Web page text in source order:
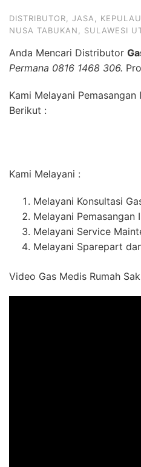
DISTRIBUTOR JASA
NUSA TABUKAN
SULAWESI
Anda Mencari Distributor
Permana 0816 1468 306.
Kami Melayani Pemasangan
Berikut :
Kami Melayani :
Melayani Konsultasi
Melayani Pemasangan
Melayani Service
Melayani Sparepart
Video Gas Medis Rumah